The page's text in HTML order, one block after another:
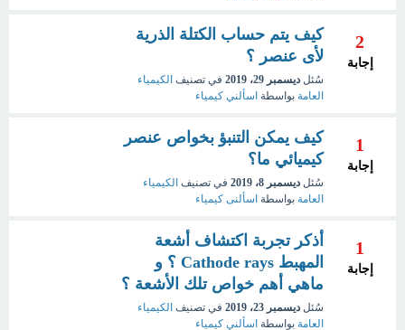
2
إجابة
كيف يتم حساب الكتلة الذرية
لأى عنصر ؟
سُئل ديسمبر 29، 2019 في تصنيف الكيمياء
العامة بواسطة اسألني كيمياء
1
إجابة
كيف يمكن التنبؤ بخواص عنصر
كيميائي ما؟
سُئل ديسمبر 8، 2019 في تصنيف الكيمياء
العامة بواسطة اسألنى كيمياء
1
إجابة
أذكر تجربة اكتشاف أشعة
المهبط Cathode rays ؟ و
ماهي أهم خواص تلك الأشعة ؟
سُئل ديسمبر 23، 2019 في تصنيف الكيمياء
العامة بواسطة اسألني كيمياء